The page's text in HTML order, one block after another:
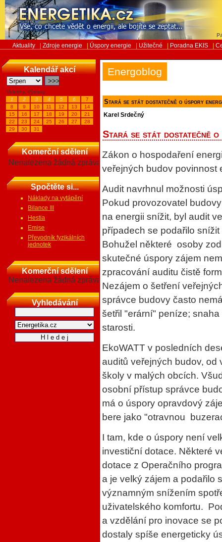
Aktuality Zdroje energie Úspory energie Užitečné Poradna EKIS
Kalendář akcí
Veletrhy, Výstavy...
1
2 3 4 5 6
7
8
9 10 11 12 13
14
15
16 17 18 19 20
21
22
23 24 25 26 27
28
29
30 31
Komerční sdělení
Nenalezena žádná zpráva
Spočtěte si...
Náklady na vytápění
Bilance III
Hestia
Emise
Převodník fyzikálních
jednotek
Komerční sdělení
Nenalezena žádná zpráva
Vyhledávání
Energoblog
Stará se stát dostatečně o úspory
Karel Srdečný
Stará se stát dostatečně o
Zákon o hospodaření
veřejných budov povinnost
Audit navrhnul možnosti
Pokud provozovatel
na energii snížit, byl audit
případech se podařilo
Bohužel některé osoby
skutečné úspory zájem
zpracování auditu čistě
Nezájem o šetření
správce budovy často
šetřil "erární" peníze;
starosti.
EkoWATT v posledních
auditů veřejných budov, od
školy v malých obcích.
osobní přístup správce
má o úspory opravdový
bere jako "otravnou
I tam, kde o úspory není
investiční dotace. Některé
dotace z Operačního
a je velký zájem a podařilo
významným snížením
uživatelského komfortu.
a vzdělání pro inovace se
dostaly spíše energeticky